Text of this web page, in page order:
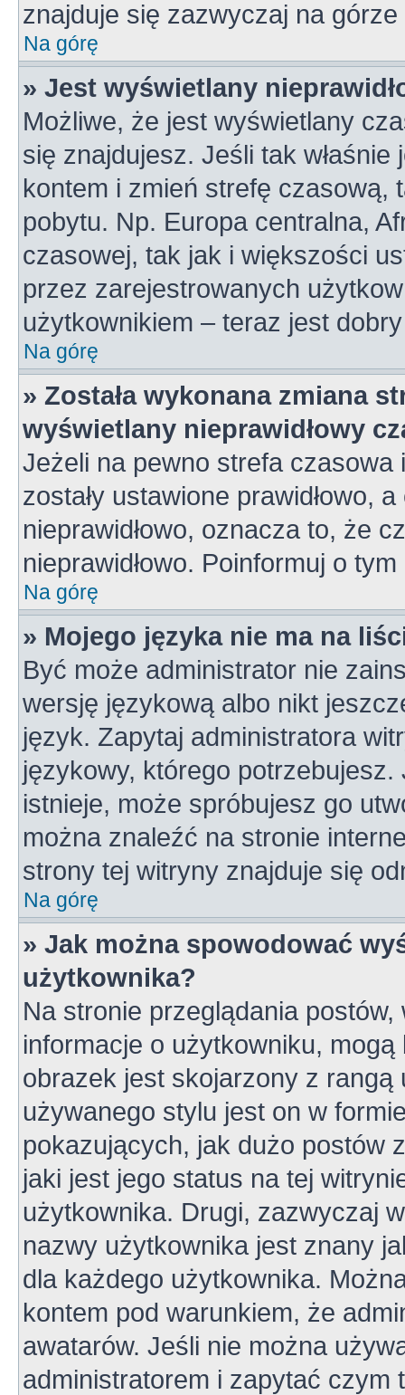
znajduje się zazwyczaj na
Na górę
» Jest wyświetlany
Możliwe, że jest wyświetlany
się znajdujesz. Jeśli tak
kontem i zmień strefę czasową,
pobytu. Np. Europa centralna,
czasowej, tak jak i większości
przez zarejestrowanych
użytkownikiem – teraz jest
Na górę
» Została wykonana zmiana
wyświetlany nieprawidłowy
Jeżeli na pewno strefa
zostały ustawione prawidłowo,
nieprawidłowo, oznacza to, że
nieprawidłowo. Poinformuj o
Na górę
» Mojego języka nie ma na
Być może administrator nie
wersję językową albo nikt
język. Zapytaj administratora
językowy, którego
istnieje, może spróbujesz go
można znaleźć na stronie
strony tej witryny znajduje się
Na górę
» Jak można spowodować
użytkownika?
Na stronie przeglądania
informacje o użytkowniku,
obrazek jest skojarzony z
używanego stylu jest on w
pokazujących, jak dużo postów
jaki jest jego status na tej
użytkownika. Drugi, zazwyczaj
nazwy użytkownika jest znany
dla każdego użytkownika.
kontem pod warunkiem, że
awatarów. Jeśli nie można
administratorem i zapytać czym